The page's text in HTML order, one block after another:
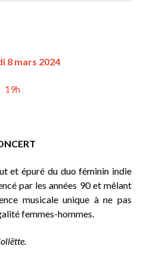
8 mars 2024
19h
et épuré du duo féminin indie
par les années 90 et mêlant
musicale unique à ne pas
femmes-hommes.